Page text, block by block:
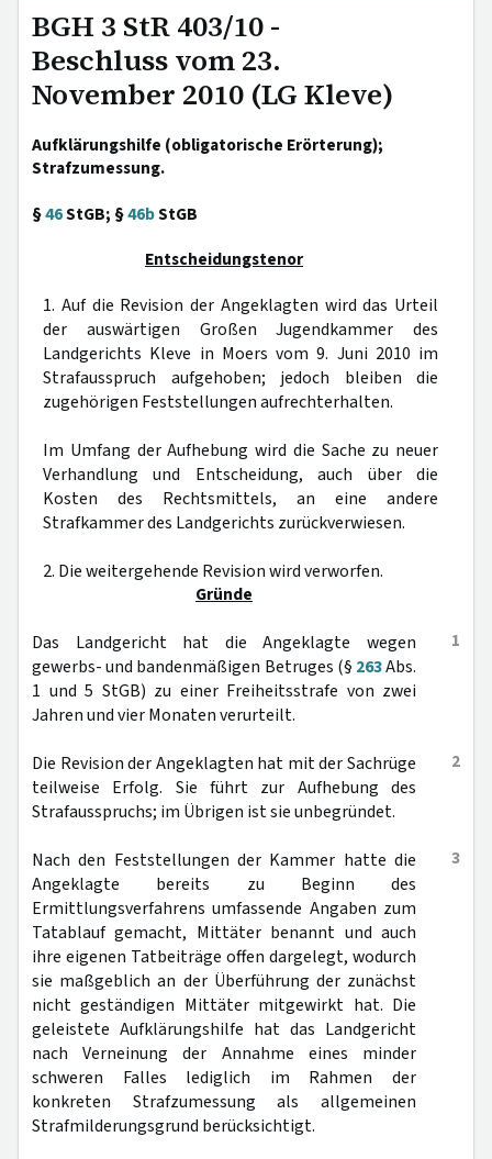
BGH 3 StR 403/10 -
Beschluss vom 23.
November 2010 (LG Kleve)
Aufklärungshilfe (obligatorische Erörterung);
Strafzumessung.
§46StGB; §46bStGB
Entscheidungstenor
1. Auf die Revision der Angeklagten wird das Urteil
der auswärtigen Großen Jugendkammer des
Landgerichts Kleve in Moers vom 9. Juni 2010 im
Strafausspruch aufgehoben; jedoch bleiben die
zugehörigen Feststellungen aufrechterhalten.
Im Umfang der Aufhebung wird die Sache zu neuer
Verhandlung und Entscheidung, auch über die
Kosten des Rechtsmittels, an eine andere
Strafkammer des Landgerichts zurückverwiesen.
2. Die weitergehende Revision wird verworfen.
Gründe
1
Das Landgericht hat die Angeklagte wegen
gewerbs- und bandenmäßigen Betruges (§ 263Abs.
1 und 5 StGB) zu einer Freiheitsstrafe von zwei
Jahren und vier Monaten verurteilt.
2
Die Revision der Angeklagten hat mit der Sachrüge
teilweise Erfolg. Sie führt zur Aufhebung des
Strafausspruchs; im Übrigen ist sie unbegründet.
3
Nach den Feststellungen der Kammer hatte die
Angeklagte bereits zu Beginn des
Ermittlungsverfahrens umfassende Angaben zum
Tatablauf gemacht, Mittäter benannt und auch
ihre eigenen Tatbeiträge offen dargelegt, wodurch
sie maßgeblich an der Überführung der zunächst
nicht geständigen Mittäter mitgewirkt hat. Die
geleistete Aufklärungshilfe hat das Landgericht
nach Verneinung der Annahme eines minder
schweren Falles lediglich im Rahmen der
konkreten Strafzumessung als allgemeinen
Strafmilderungsgrund berücksichtigt.